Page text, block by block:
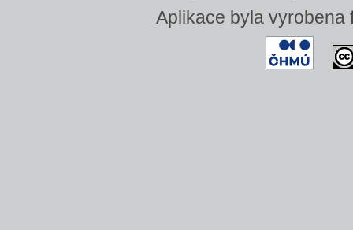
Aplikace byla vyrobena